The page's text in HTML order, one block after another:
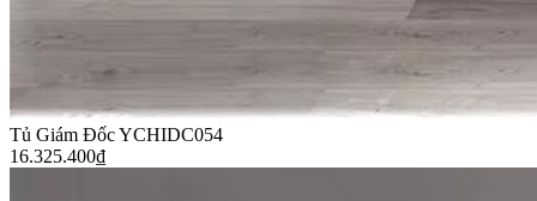
​Tủ Giám Đốc YCHIDC054
16.325.400₫